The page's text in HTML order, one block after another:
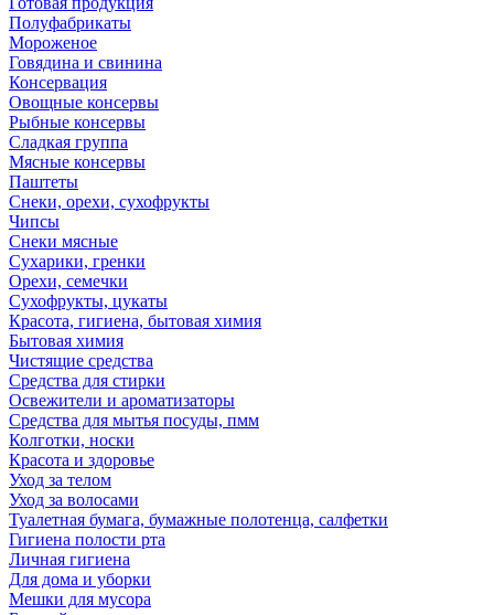
Полуфабрикаты
Мороженое
Говядина и свинина
Консервация
Овощные консервы
Рыбные консервы
Сладкая группа
Мясные консервы
Паштеты
Снеки, орехи, сухофрукты
Чипсы
Снеки мясные
Сухарики, гренки
Орехи, семечки
Сухофрукты, цукаты
Красота, гигиена, бытовая химия
Бытовая химия
Чистящие средства
Средства для стирки
Освежители и ароматизаторы
Средства для мытья посуды, пмм
Колготки, носки
Красота и здоровье
Уход за телом
Уход за волосами
Туалетная бумага, бумажные полотенца, салфетки
Гигиена полости рта
Личная гигиена
Для дома и уборки
Мешки для мусора